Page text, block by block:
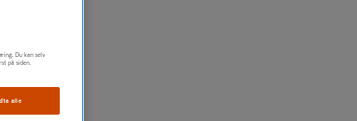
Du kan selv
på siden.
alle